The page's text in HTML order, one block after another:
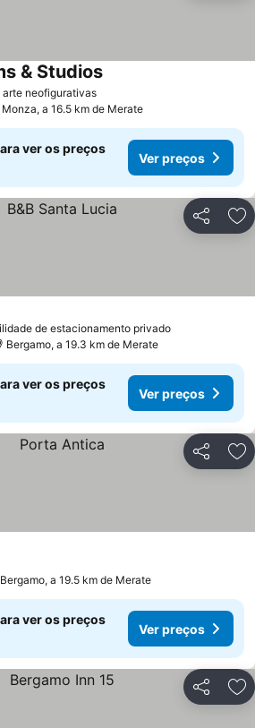
arte neofigurativasVer preços
& StudiosVer preços
Monza, a 16.5 km de Merate
ver os preços
Ver preços
Partilhar
de estacionamento privadoVer preços
Bergamo, a 19.3 km de Merate
ver os preços
Ver preços
Partilhar
Bergamo, a 19.5 km de Merate
ver os preços
Ver preços
Partilhar